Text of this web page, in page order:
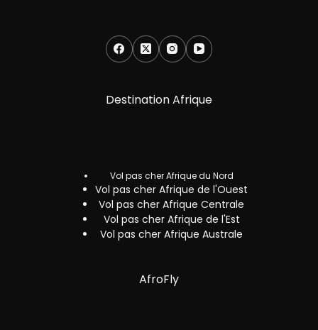
Destination Afrique
Vol pas cher Afrique du Nord
Vol pas cher Afrique de l'Ouest
Vol pas cher Afrique Centrale
Vol pas cher Afrique de l'Est
Vol pas cher Afrique Australe
AfroFly